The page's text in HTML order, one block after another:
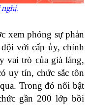
nghị.
xem phóng sự phản
với cấp ủy, chính
vai trò của già làng,
uy tín, chức sắc tôn
Trong đó nổi bật
gần 200 lớp bồi